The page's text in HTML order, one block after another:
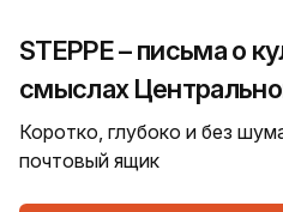
STEPPE – письма о
смыслах
Коротко, глубоко и без
почтовый ящик